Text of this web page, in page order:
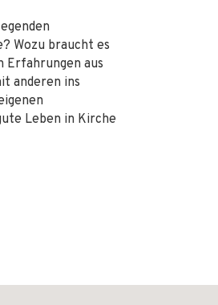
Wozu braucht es
Erfahrungen aus
anderen ins
Leben in Kirche